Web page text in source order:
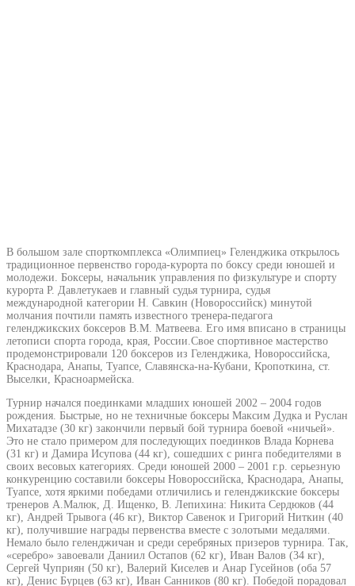
В большом зале спорткомплекса «Олимпиец» Геленджика открылось
традиционное первенство города-курорта по боксу среди юношей и
молодежи. Боксеры, начальник управления по физкультуре и спорту
курорта Р. Давлетукаев и главный судья турнира, судья
международной категории Н. Савкин (Новороссийск) минутой
молчания почтили память известного тренера-педагога
геленджикских боксеров В.М. Матвеева. Его имя вписано в страницы
летописи спорта города, края, России.Свое спортивное мастерство
продемонстрировали 120 боксеров из Геленджика, Новороссийска,
Краснодара, Анапы, Туапсе, Славянска-на-Кубани, Кропоткина, ст.
Выселки, Красноармейска.
Турнир начался поединками младших юношей 2002 – 2004 годов
рождения. Быстрые, но не техничные боксеры Максим Дудка и Руслан
Михатадзе (30 кг) закончили первый бой турнира боевой «ничьей».
Это не стало примером для последующих поединков Влада Корнева
(31 кг) и Дамира Исупова (44 кг), сошедших с ринга победителями в
своих весовых категориях. Среди юношей 2000 – 2001 г.р. серьезную
конкуренцию составили боксеры Новороссийска, Краснодара, Анапы,
Туапсе, хотя яркими победами отличились и геленджикские боксеры
тренеров А.Малюк, Д. Ищенко, В. Лепихина: Никита Сердюков (44
кг), Андрей Трывога (46 кг), Виктор Савенок и Григорий Ниткин (40
кг), получившие награды первенства вместе с золотыми медалями.
Немало было геленджичан и среди серебряных призеров турнира. Так,
«серебро» завоевали Даниил Остапов (62 кг), Иван Валов (34 кг),
Сергей Чуприян (50 кг), Валерий Киселев и Анар Гусейнов (оба 57
кг), Денис Бурцев (63 кг), Иван Санников (80 кг). Победой порадовал